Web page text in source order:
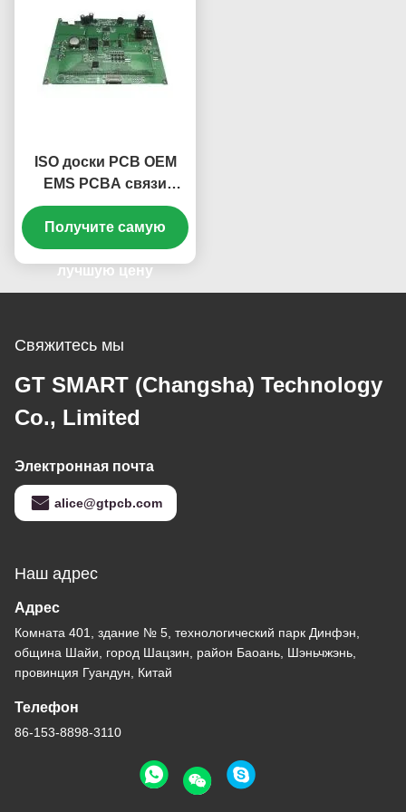
ISO доски PCB OEM
EMS PCBA связи
5G/ODM Programmable
Получите самую
лучшую цену
Свяжитесь мы
GT SMART (Changsha) Technology
Co., Limited
Электронная почта
alice@gtpcb.com
Наш адрес
Адрес
Комната 401, здание № 5, технологический парк Динфэн,
община Шайи, город Шацзин, район Баоань, Шэньчжэнь,
провинция Гуандун, Китай
Телефон
86-153-8898-3110